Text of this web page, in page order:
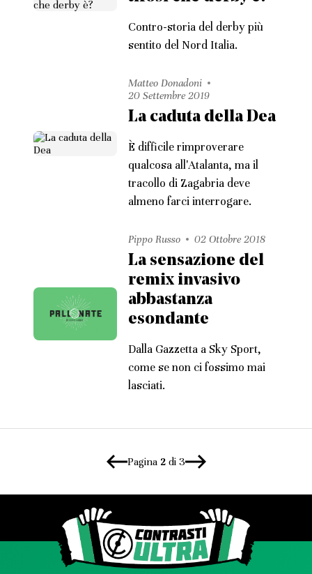
Contro-storia del derby più
sentito del Nord Italia.
Matteo Donadoni
20 Settembre 2019
La caduta della Dea
È difficile rimproverare
qualcosa all'Atalanta, ma il
tracollo di Zagabria deve
almeno farci interrogare.
Pippo Russo 02 Ottobre 2018
La sensazione del
remix invasivo
abbastanza
esondante
Dalla Gazzetta a Sky Sport,
come se non ci fossimo mai
lasciati.
Pagina 2di 3